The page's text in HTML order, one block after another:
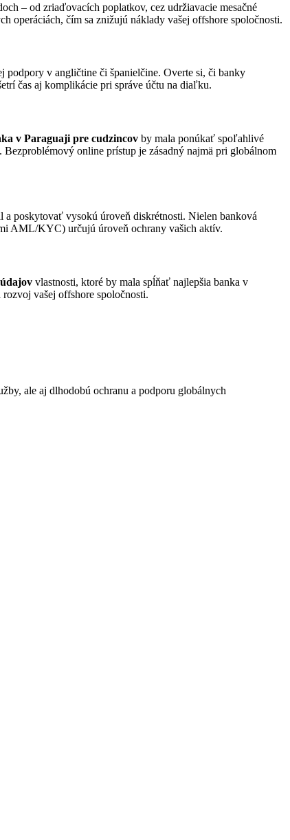
– od zriaďovacích poplatkov, cez udržiavacie mesačné
operáciách, čím sa znižujú náklady vašej offshore spoločnosti.
podpory v angličtine či španielčine. Overte si, či banky
čas aj komplikácie pri správe účtu na diaľku.
v Paraguaji pre cudzincov by mala ponúkať spoľahlivé
online prístup je zásadný najmä pri globálnom
a poskytovať vysokú úroveň diskrétnosti. Nielen banková
AML/KYC) určujú úroveň ochrany vašich aktív.
vlastnosti, ktoré by mala spĺňať najlepšia banka v
vašej offshore spoločnosti.
ale aj dlhodobú ochranu a podporu globálnych